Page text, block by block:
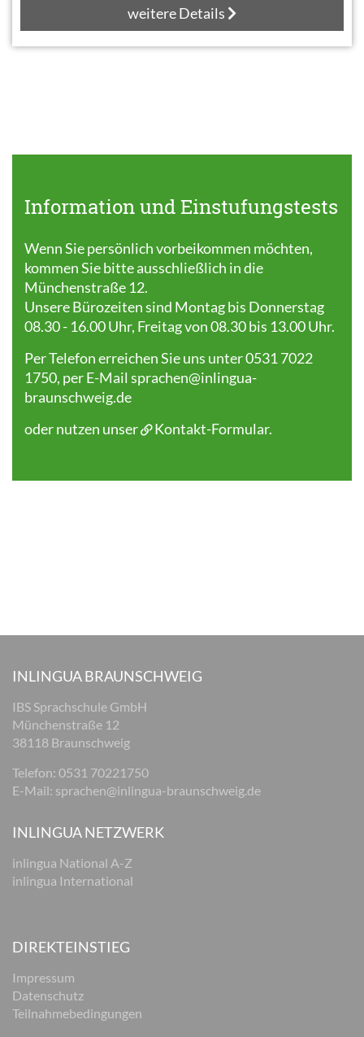
weitere Details
Information und Einstufungstests
Wenn Sie persönlich vorbeikommen möchten,
kommen Sie bitte ausschließlich in die
Münchenstraße 12.
Unsere Bürozeiten sind Montag bis Donnerstag
08.30 - 16.00 Uhr, Freitag von 08.30 bis 13.00 Uhr.
Per Telefon erreichen Sie uns unter 0531 7022
1750, per E-Mail sprachen@inlingua-
braunschweig.de
oder nutzen unser
Kontakt-Formular.
INLINGUA BRAUNSCHWEIG
IBS Sprachschule GmbH
Münchenstraße 12
38118 Braunschweig
Telefon: 0531 70221750
E-Mail: sprachen@inlingua-braunschweig.de
INLINGUA NETZWERK
inlingua National A-Z
inlingua International
DIREKTEINSTIEG
Impressum
Datenschutz
Teilnahmebedingungen